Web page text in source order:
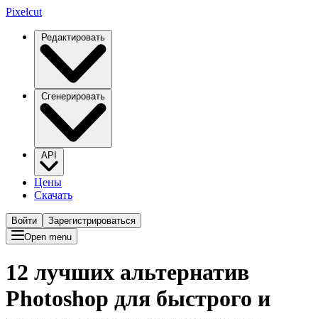
Pixelcut
Редактировать
Сгенерировать
API
Цены
Скачать
Войти
Зарегистрироваться
Open menu
12 лучших альтернатив
Photoshop для быстрого и